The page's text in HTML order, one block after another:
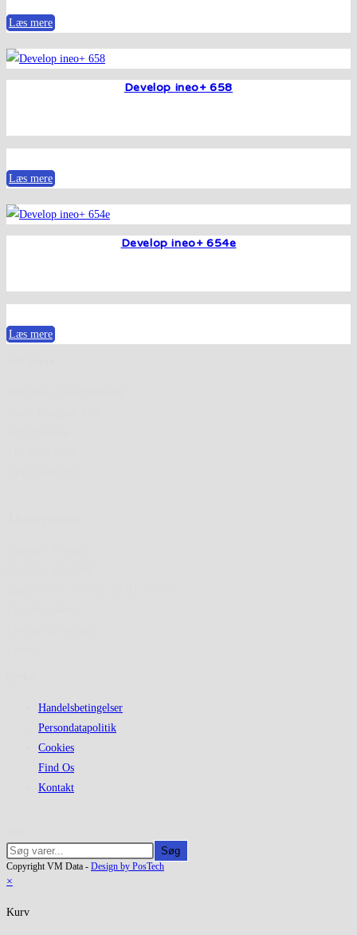
Læs mere
Develop ineo+ 658
Læs mere
Develop ineo+ 654e
Læs mere
Handelsbetingelser
Persondatapolitik
Cookies
Find Os
Kontakt
Søg
Copyright VM Data - Design by PosTech
×
Kurv